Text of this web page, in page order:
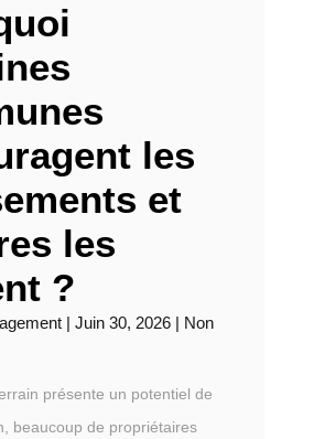
les
et
les
?
| Juin 30, 2026| Non
présente un potentiel de
beaucoup de propriétaires